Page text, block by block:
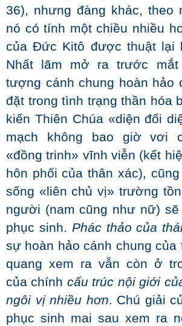
36), nhưng đàng khác, theo
nó có tính một chiều nhiều
của Đức Kitô được thuật lại
Nhất lãm mở ra trước
tượng cánh chung hoàn hảo
đặt trong tình trạng thần hóa
kiến Thiên Chúa «diện đối
mạch không bao giờ vơi
«đồng trinh» vĩnh viễn (kết
hôn phối của thân xác),
sống «liên chủ vị» trường
người (nam cũng như nữ)
phục sinh. Phác thảo của
sự hoàn hảo cánh chung của
quang xem ra vẫn còn ở
của chính cấu trúc nội giới
ngôi vị nhiều hơn. Chú giải
phục sinh mai sau xem ra